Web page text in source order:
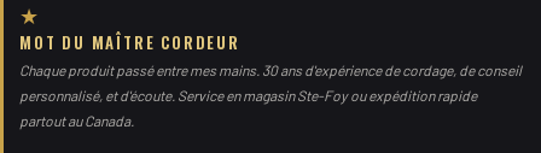
★
MOT DU MAÎTRE CORDEUR
Chaque produit passé entre mes mains. 30 ans d'expérience de cordage, de conseil
personnalisé, et d'écoute. Service en magasin Ste-Foy ou expédition rapide
partout au Canada.